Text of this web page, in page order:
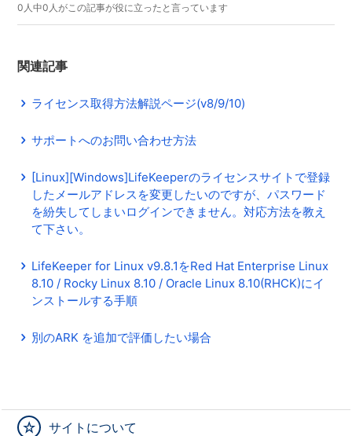
サイトについて
0人中0人がこの記事が役に立ったと言っています
関連記事
ライセンス取得方法解説ページ(v8/9/10)
サポートへのお問い合わせ方法
[Linux][Windows]LifeKeeperのライセンスサイトで登録
したメールアドレスを変更したいのですが、パスワード
を紛失してしまいログインできません。対応方法を教え
て下さい。
LifeKeeper for Linux v9.8.1をRed Hat Enterprise Linux
8.10 / Rocky Linux 8.10 / Oracle Linux 8.10(RHCK)にイ
ンストールする手順
別のARK を追加で評価したい場合